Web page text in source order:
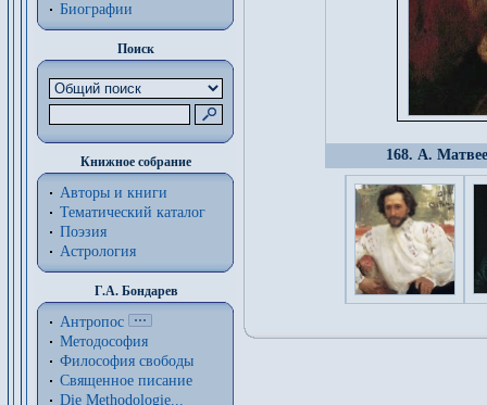
Биографии
Поиск
Книжное собрание
Авторы и книги
Тематический каталог
Поэзия
Астрология
Г.А. Бондарев
Антропос
Методософия
Философия cвободы
Священное писание
Die Methodologie...
168. А.